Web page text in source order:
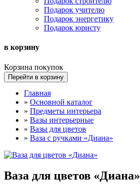
Подарок учителю
Подарок энергетику
Подарок юристу
в корзину
Корзина покупок
Перейти в корзину
Главная
» Основной каталог
» Предметы интерьера
» Вазы интерьерные
» Вазы для цветов
» Ваза с ручками «Диана»
Ваза для цветов «Диана»